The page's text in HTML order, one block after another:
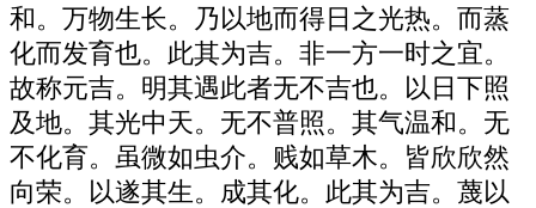
和。万物生长。乃以地而得日之光热。而蒸
化而发育也。此其为吉。非一方一时之宜。
故称元吉。明其遇此者无不吉也。以日下照
及地。其光中天。无不普照。其气温和。无
不化育。虽微如虫介。贱如草木。皆欣欣然
向荣。以遂其生。成其化。此其为吉。蔑以